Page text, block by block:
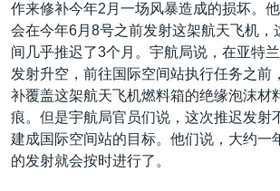
航
到
检
印太
中东
欧洲
非洲
美洲
经济·金融·贸易
人权·法律·宗教
科教·文娱·体健
军事
劳工
美中关系
热点专题
白宫要闻
国会报道
美中关系
VOA视频
VOA今日焦点
中文广播
作来修补今年2月一场风暴造成的损坏。
会在今年6月8号之前发射这架航天飞机，
间几乎推迟了3个月。宇航局说，在亚特
发射升空，前往国际空间站执行任务之前
补覆盖这架航天飞机燃料箱的绝缘泡沫材
痕。但是宇航局官员们说，这次推迟发射
建成国际空间站的目标。他们说，大约一
的发射就会按时进行了。